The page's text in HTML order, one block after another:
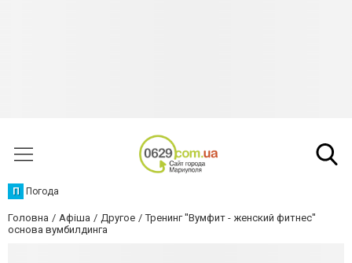
П Погода
Головна Афіша Другое
Тренинг ''Вумфит - женский фитнес''
основа вумбилдинга